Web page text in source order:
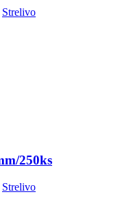
Strelivo
250ks
Strelivo